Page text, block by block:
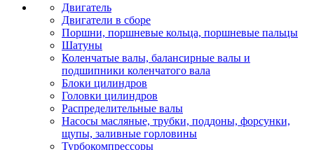
Двигатель
Двигатели в сборе
Поршни, поршневые кольца, поршневые пальцы
Шатуны
Коленчатые валы, балансирные валы и
подшипники коленчатого вала
Блоки цилиндров
Головки цилиндров
Распределительные валы
Насосы масляные, трубки, поддоны, форсунки,
щупы, заливные горловины
Турбокомпрессоры